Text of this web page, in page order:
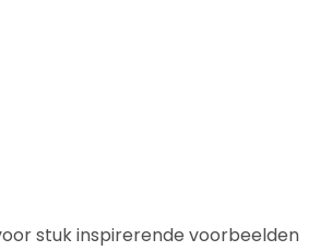
stuk inspirerende voorbeelden